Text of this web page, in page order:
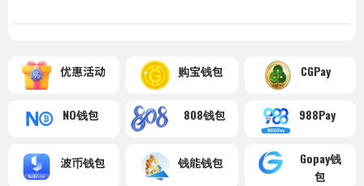
优惠活动 购宝钱包 CGPay
NO钱包 808钱包 988Pay
波币钱包 钱能钱包
Gopay钱
包